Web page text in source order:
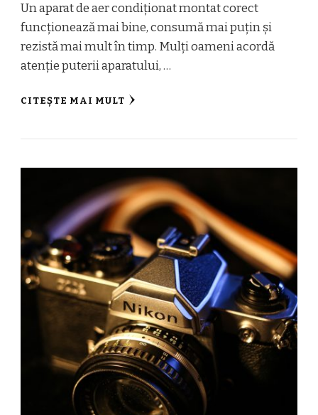
Un aparat de aer condiționat montat corect
funcționează mai bine, consumă mai puțin și
rezistă mai mult în timp. Mulți oameni acordă
atenție puterii aparatului, …
CITEȘTE MAI MULT